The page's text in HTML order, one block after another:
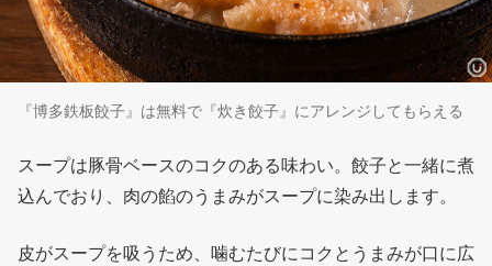
『博多鉄板餃子』は無料で『炊き餃子』にアレンジしてもらえる
スープは豚骨ベースのコクのある味わい。餃子と一緒に煮
込んでおり、肉の餡のうまみがスープに染み出します。
皮がスープを吸うため、噛むたびにコクとうまみが口に広